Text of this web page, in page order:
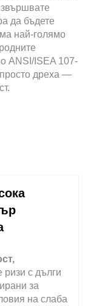
да бъдете
най-голямо
ANSI/ISEA 107-
дреха —
ризи с дълги
за
на слаба